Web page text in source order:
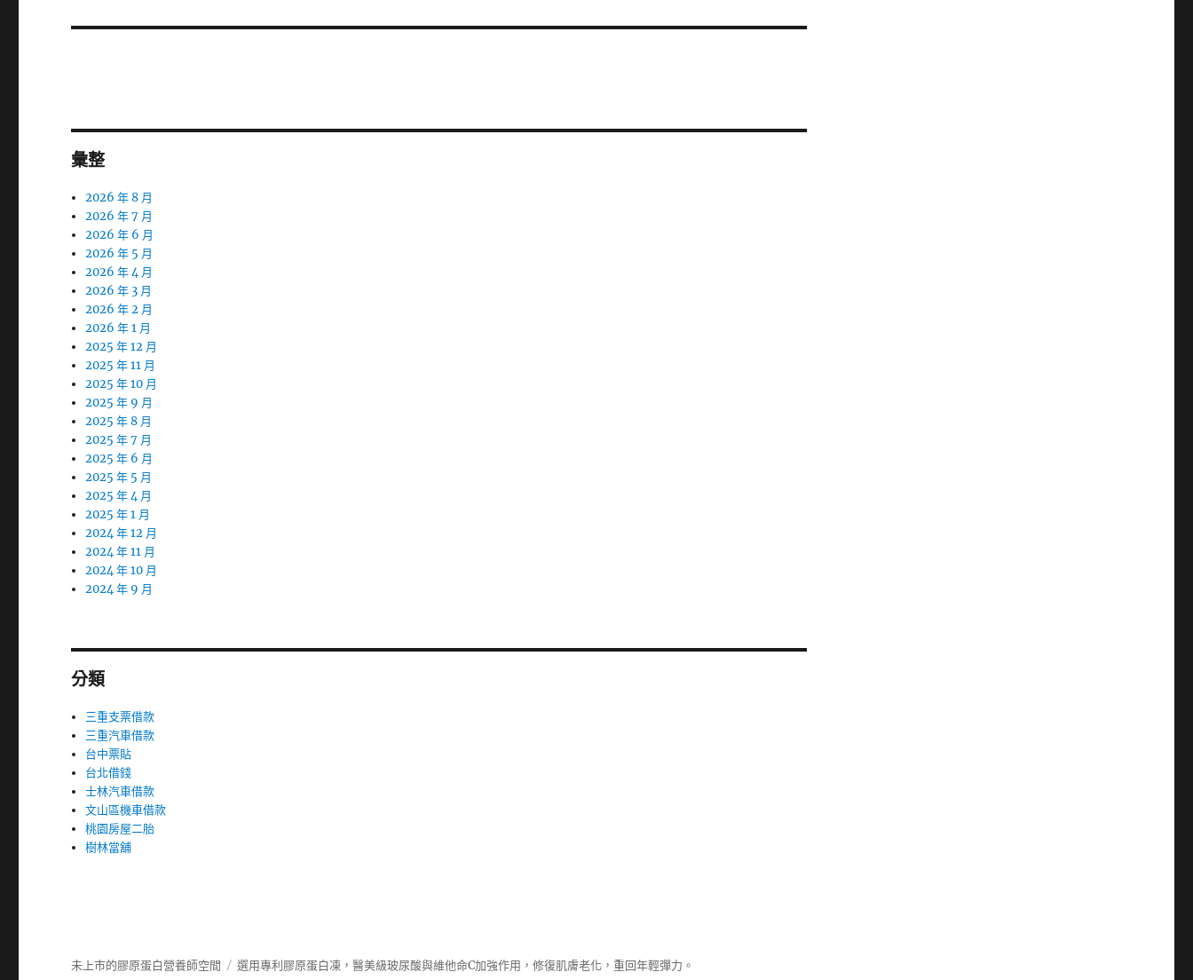
篇
彙整
2026 年 8 月
2026 年 7 月
2026 年 6 月
2026 年 5 月
2026 年 4 月
2026 年 3 月
2026 年 2 月
2026 年 1 月
2025 年 12 月
2025 年 11 月
2025 年 10 月
2025 年 9 月
2025 年 8 月
2025 年 7 月
2025 年 6 月
2025 年 5 月
2025 年 4 月
2025 年 1 月
2024 年 12 月
2024 年 11 月
2024 年 10 月
2024 年 9 月
分類
三重支票借款
三重汽車借款
台中票貼
台北借錢
士林汽車借款
文山區機車借款
桃園房屋二胎
樹林當舖
未上市的膠原蛋白營養師空間 選用專利膠原蛋白凍，醫美級玻尿酸與維他命C加強作用，修復肌膚老化，重回年輕彈力。